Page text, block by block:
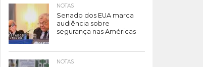
NOTAS
Senado dos EUA marca
audiência sobre
segurança nas Américas
NOTAS